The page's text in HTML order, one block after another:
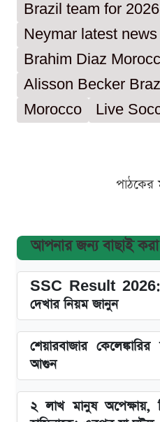
Brazil team for
Neymar latest
Brahim Diaz
Alisson Becker
Morocco
Live
পাঠকের
আপনার জন্য বাছাই
SSC Result 2026:
দেখার নিয়ম জানুন
শেয়ারবাজার
আগুন
২ লাখ মানুষ অপেক্ষায়,